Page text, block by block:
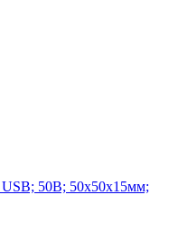
USB; 50В; 50x50x15мм;